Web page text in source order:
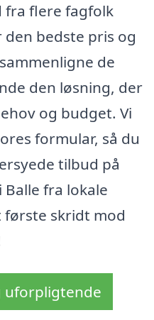
fra flere fagfolk
bedste pris og
de
den løsning, der
og budget. Vi
formular, så du
tilbud på
fra lokale
skridt mod
uforpligtende